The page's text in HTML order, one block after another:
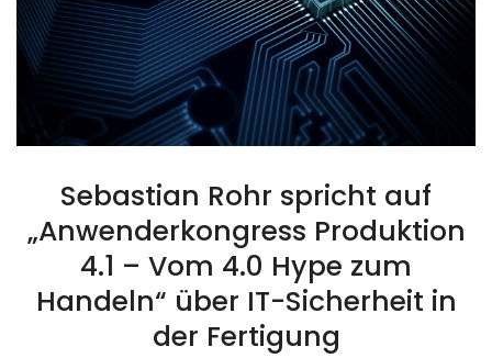
Sebastian Rohr spricht auf
„Anwenderkongress Produktion
4.1 – Vom 4.0 Hype zum
Handeln“ über IT-Sicherheit in
der Fertigung